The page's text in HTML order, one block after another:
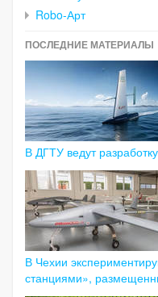
Robo-Арт
ПОСЛЕДНИЕ МАТЕРИАЛЫ
В ДГТУ ведут
В Чехии
станциями»,